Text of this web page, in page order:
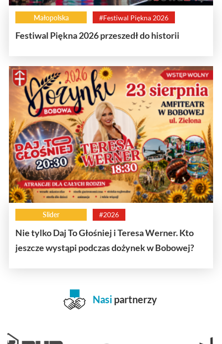
Małopolska #Festiwal Piękna 2026
Festiwal Piękna 2026 przeszedł do historii
Slider #2026
Nie tylko Daj To Głośniej i Teresa Werner. Kto
jeszcze wystąpi podczas dożynek w Bobowej?
Nasi partnerzy